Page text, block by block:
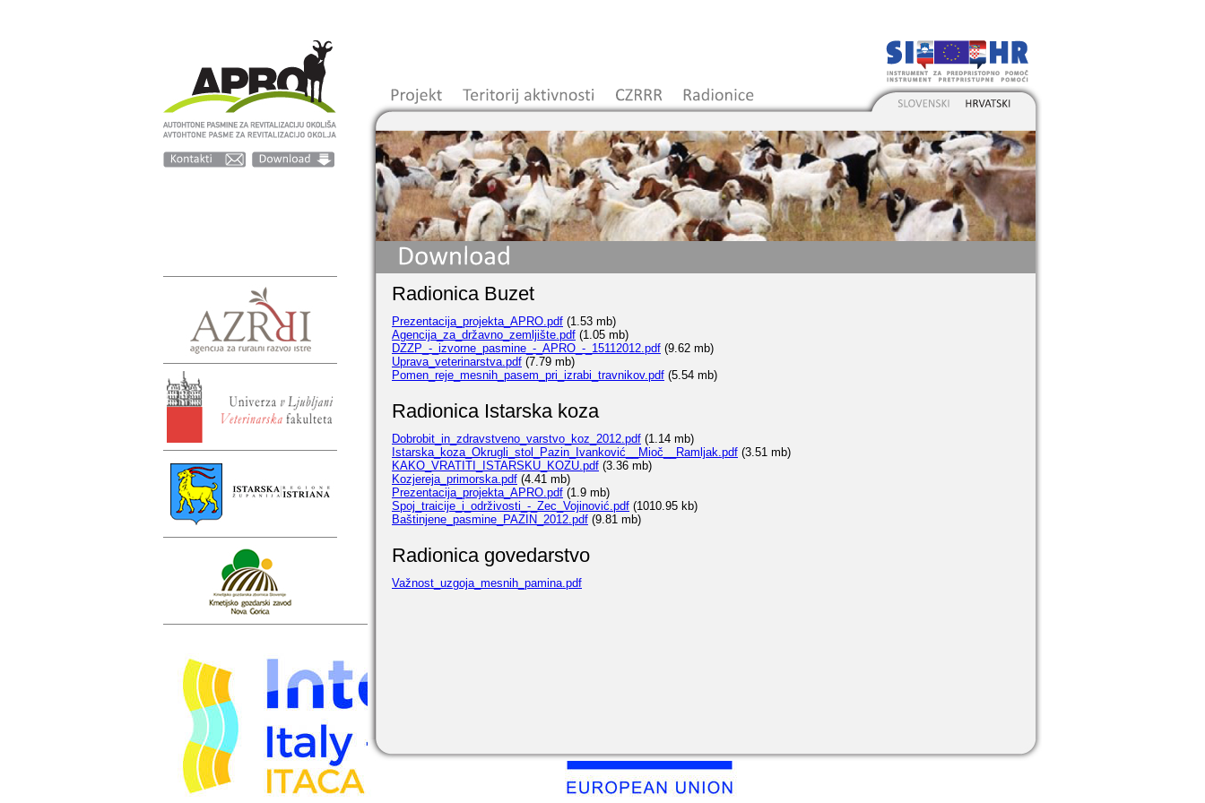
Radionica Buzet
Prezentacija_projekta_APRO.pdf (1.53 mb)
Agencija_za_državno_zemljište.pdf (1.05 mb)
DZZP_-_izvorne_pasmine_-_APRO_-_15112012.pdf (9.62 mb)
Uprava_veterinarstva.pdf (7.79 mb)
Pomen_reje_mesnih_pasem_pri_izrabi_travnikov.pdf (5.54 mb)
Radionica Istarska koza
Dobrobit_in_zdravstveno_varstvo_koz_2012.pdf (1.14 mb)
Istarska_koza_Okrugli_stol_Pazin_Ivanković__Mioč__Ramljak.pdf (3.51 mb)
KAKO_VRATITI_ISTARSKU_KOZU.pdf (3.36 mb)
Kozjereja_primorska.pdf (4.41 mb)
Prezentacija_projekta_APRO.pdf (1.9 mb)
Spoj_traicije_i_održivosti_-_Zec_Vojinović.pdf (1010.95 kb)
Baštinjene_pasmine_PAZIN_2012.pdf (9.81 mb)
Radionica govedarstvo
Važnost_uzgoja_mesnih_pamina.pdf